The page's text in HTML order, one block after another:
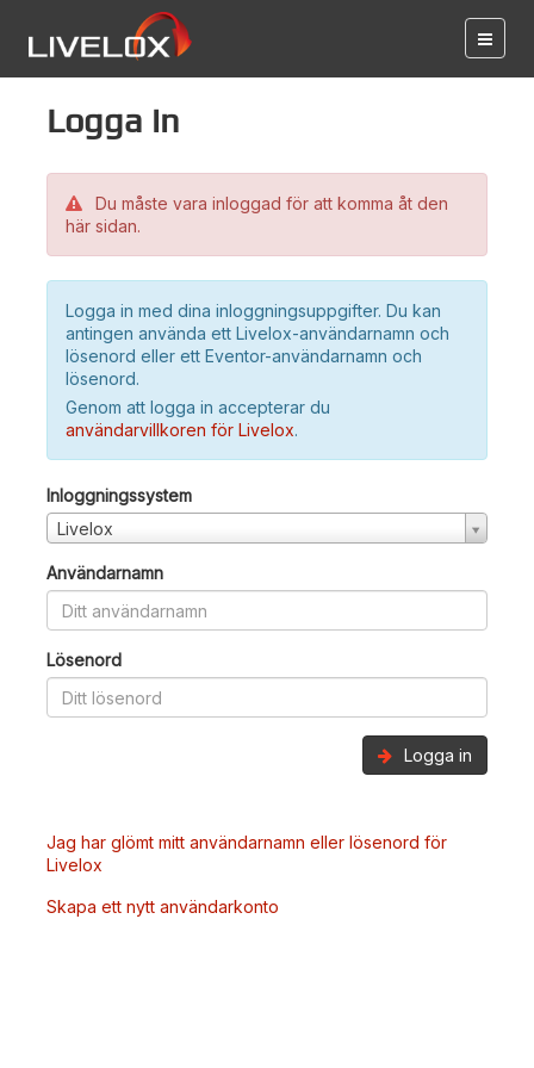
Logga in
Du måste vara inloggad för att komma åt den
här sidan.
Logga in med dina inloggningsuppgifter. Du kan
antingen använda ett Livelox-användarnamn och
lösenord eller ett Eventor-användarnamn och
lösenord.
Genom att logga in accepterar du
användarvillkoren för Livelox.
Inloggningssystem
Livelox
Användarnamn
Lösenord
Logga in
Jag har glömt mitt användarnamn eller lösenord för
Livelox
Skapa ett nytt användarkonto